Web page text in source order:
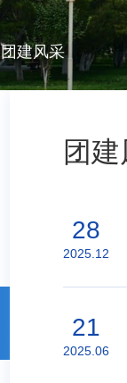
团建风采
团
28
2025.12
21
2025.06